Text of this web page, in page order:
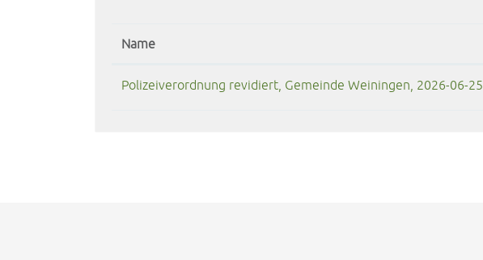
Name
Polizeiverordnung revidiert, Gemeinde Weiningen, 2026-06-25